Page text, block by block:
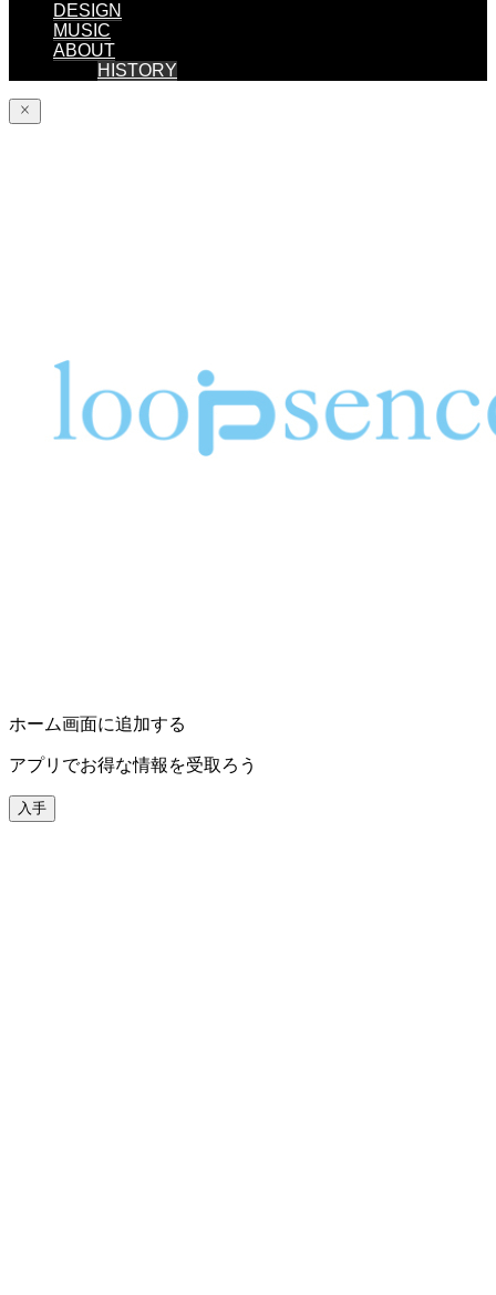
DESIGN
MUSIC
ABOUT
HISTORY
ホーム画面に追加する
アプリでお得な情報を受取ろう
入手